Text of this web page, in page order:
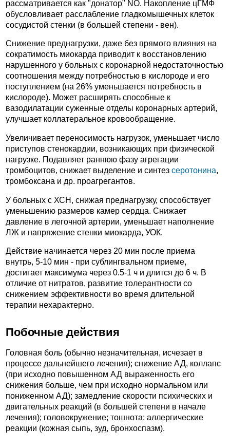
рассматривается как "донатор" NO. Накопление цГМФ
обусловливает расслабление гладкомышечных клеток
сосудистой стенки (в большей степени - вен).
Снижение преднагрузки, даже без прямого влияния на
сократимость миокарда приводит к восстановлению
нарушенного у больных с коронарной недостаточностью
соотношения между потребностью в кислороде и его
поступлением (на 26% уменьшается потребность в
кислороде). Может расширять способные к
вазодилатации суженные отделы коронарных артерий,
улучшает коллатеральное кровообращение.
Увеличивает переносимость нагрузок, уменьшает число
приступов стенокардии, возникающих при физической
нагрузке. Подавляет раннюю фазу агрегации
тромбоцитов, снижает выделение и синтез серотонина,
тромбоксана и др. проагрегантов.
У больных с ХСН, снижая преднагрузку, способствует
уменьшению размеров камер сердца. Снижает
давление в легочной артерии, уменьшает наполнение
ЛЖ и напряжение стенки миокарда, УОК.
Действие начинается через 20 мин после приема
внутрь, 5-10 мин - при сублингвальном приеме,
достигает максимума через 0.5-1 ч и длится до 6 ч. В
отличие от нитратов, развитие толерантности со
снижением эффективности во время длительной
терапии нехарактерно.
Побочные действия
Головная боль (обычно незначительная, исчезает в
процессе дальнейшего лечения); снижение АД, коллапс
(при исходно повышенном АД выраженность его
снижения больше, чем при исходно нормальном или
пониженном АД); замедление скорости психических и
двигательных реакций (в большей степени в начале
лечения); головокружение; тошнота; аллергические
реакции (кожная сыпь, зуд, бронхоспазм).